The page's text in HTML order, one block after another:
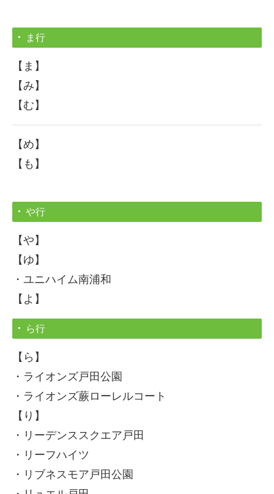
ま行
【ま】
【み】
【む】
【め】
【も】
や行
【や】
【ゆ】
・ユニハイム南浦和
【よ】
ら行
【ら】
・ライオンズ戸田公園
・ライオンズ蕨ローレルコート
【り】
・リーデンススクエア戸田
・リーフハイツ
・リブネスモア戸田公園